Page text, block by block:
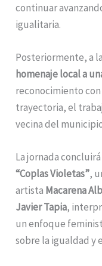
continuar
igualitaria.
Posteriormente, a
homenaje local a
reconocimiento
trayectoria, el
vecina del
La jornada concluirá
“Coplas Violetas”,
artista Macarena
Javier Tapia,
un enfoque
sobre la igualdad y